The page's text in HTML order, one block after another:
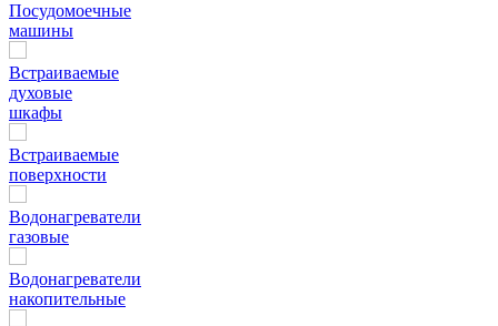
Посудомоечные
машины
Встраиваемые
духовые
шкафы
Встраиваемые
поверхности
Водонагреватели
газовые
Водонагреватели
накопительные